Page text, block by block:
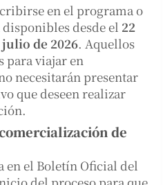
en el programa o
desde el 22
de 2026. Aquellos
para viajar en
necesitarán presentar
que deseen realizar
de
en el Boletín Oficial del